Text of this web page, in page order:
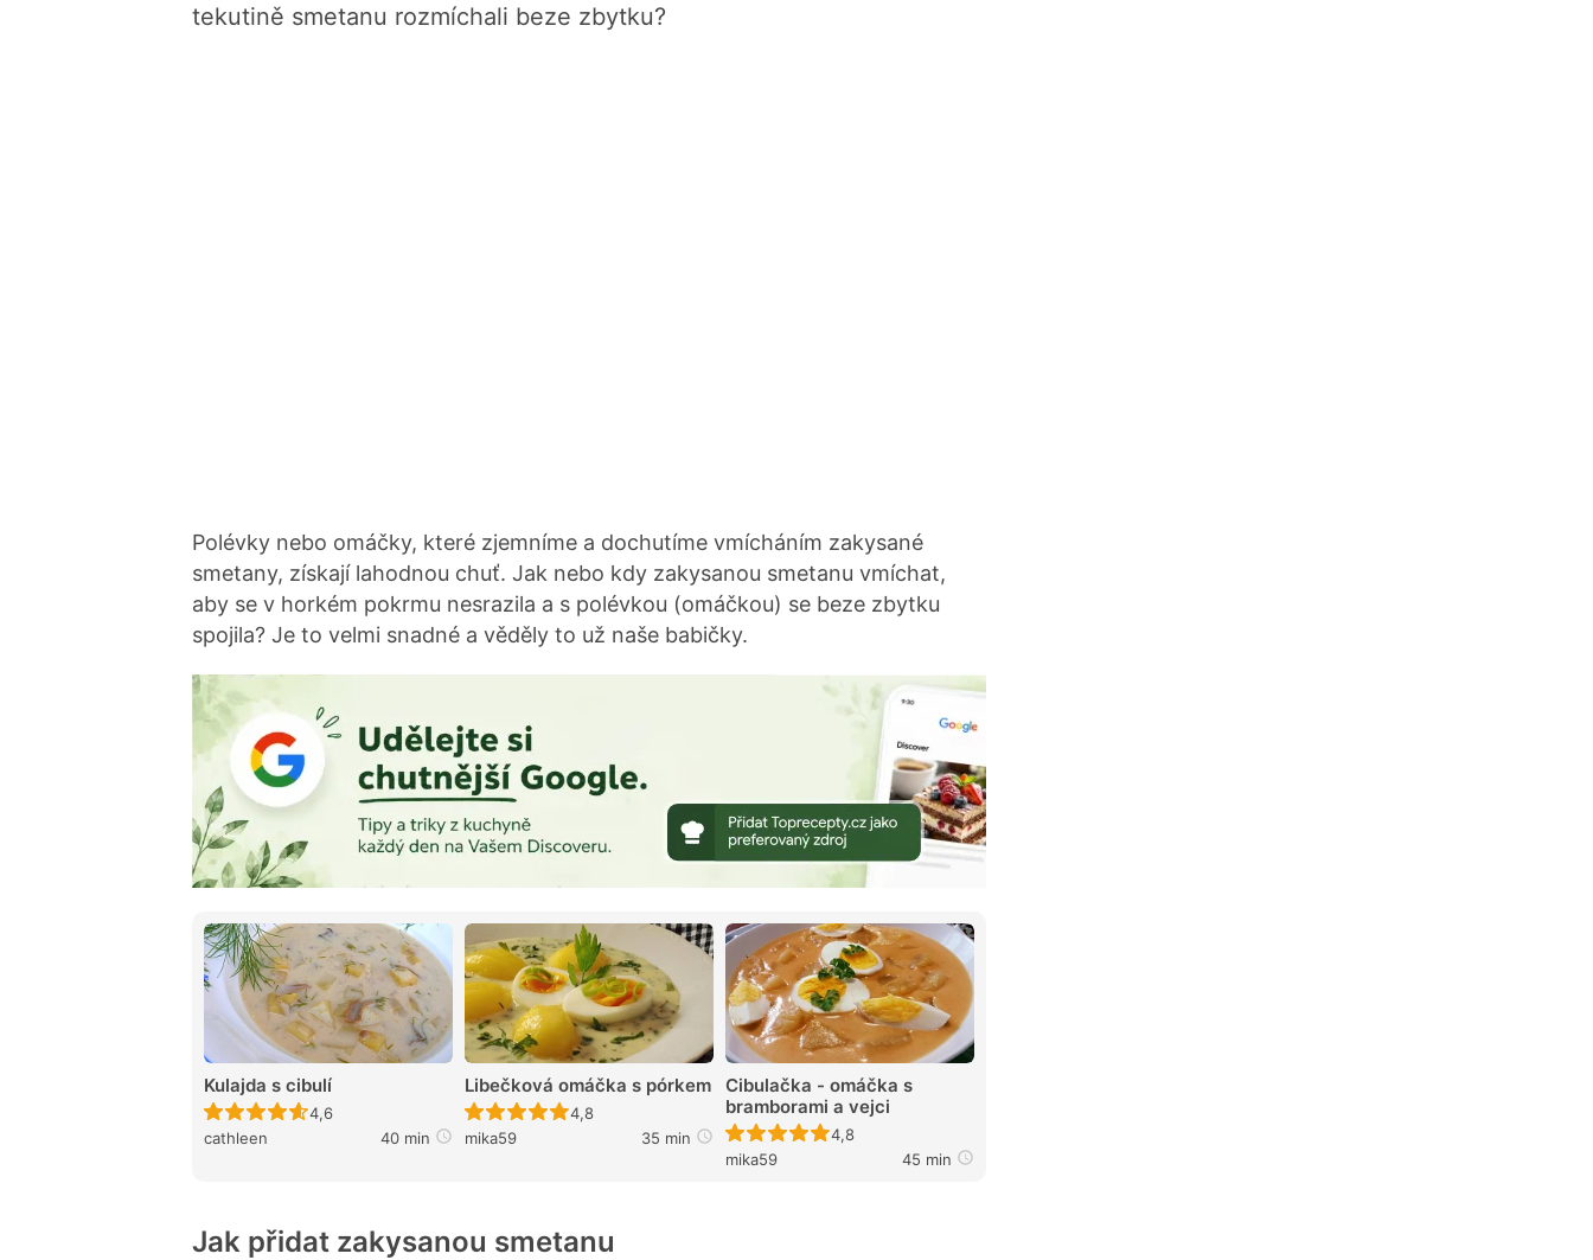
tekutině smetanu rozmíchali beze zbytku?
Polévky nebo omáčky, které zjemníme a dochutíme vmícháním zakysané
smetany, získají lahodnou chuť. Jak nebo kdy zakysanou smetanu vmíchat,
aby se v horkém pokrmu nesrazila a s polévkou (omáčkou) se beze zbytku
spojila? Je to velmi snadné a věděly to už naše babičky.
Kulajda s cibulí
Recept ještě nebyl hodnocen
4,6
cathleen
40 min
Libečková omáčka s pórkem
Recept ještě nebyl hodnocen
4,8
mika59
35 min
Cibulačka - omáčka s
bramborami a vejci
Recept ještě nebyl hodnocen
4,8
mika59
45 min
Jak přidat zakysanou smetanu